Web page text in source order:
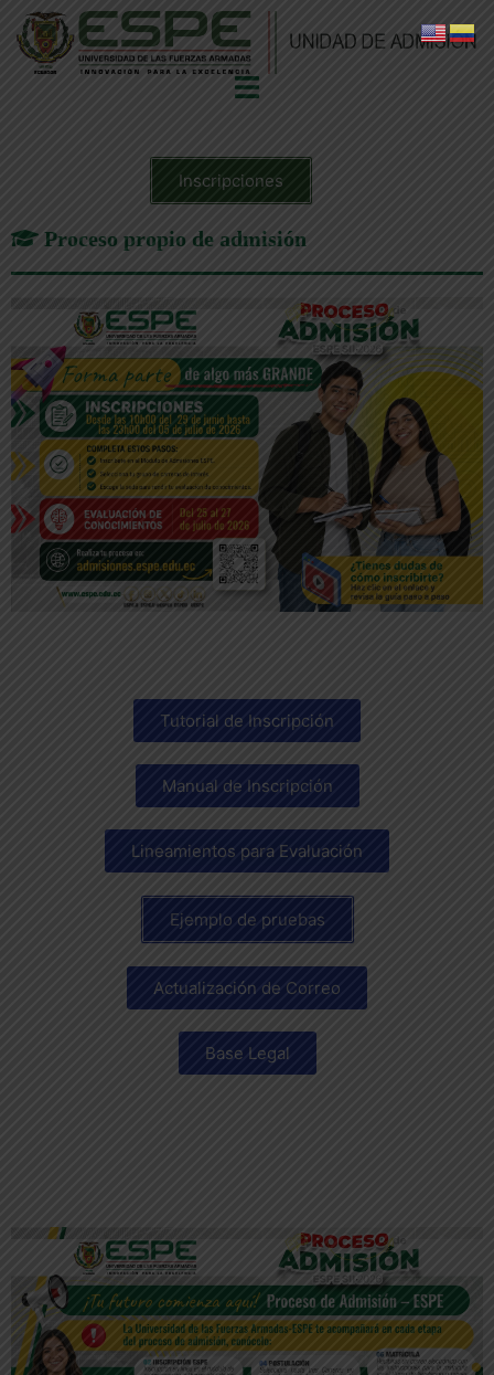
Inscripciones
Proceso propio de admisión
Tutorial de Inscripción
Manual de Inscripción
Lineamientos para Evaluación
Ejemplo de pruebas
Actualización de Correo
Base Legal